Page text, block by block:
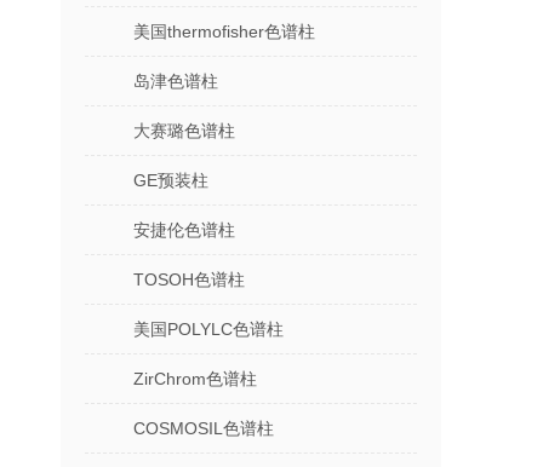
美国thermofisher色谱柱
岛津色谱柱
大赛璐色谱柱
GE预装柱
安捷伦色谱柱
TOSOH色谱柱
美国POLYLC色谱柱
ZirChrom色谱柱
COSMOSIL色谱柱